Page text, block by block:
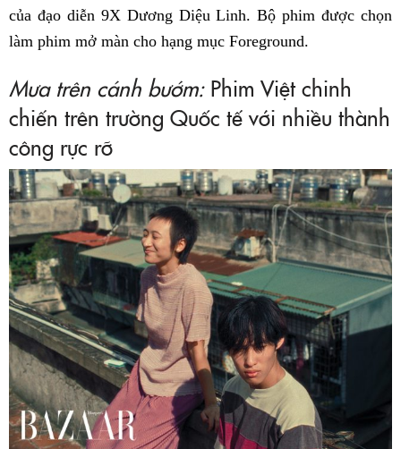
của đạo diễn 9X Dương Diệu Linh. Bộ phim được chọn
làm phim mở màn cho hạng mục Foreground.
Mưa trên cánh bướm: Phim Việt chinh
chiến trên trường Quốc tế với nhiều thành
công rực rỡ